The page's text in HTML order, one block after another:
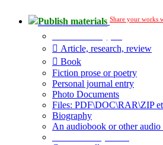
Publish materials Share your works
Article, research, review
Book
Fiction prose or poetry
Personal journal entry
Photo Documents
Files: PDF\DOC\RAR\ZIP
Biography
An audiobook or other